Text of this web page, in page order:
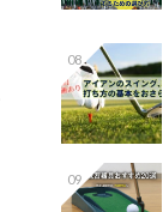
08
09